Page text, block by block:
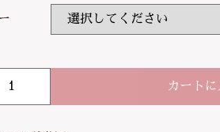
連 カートに